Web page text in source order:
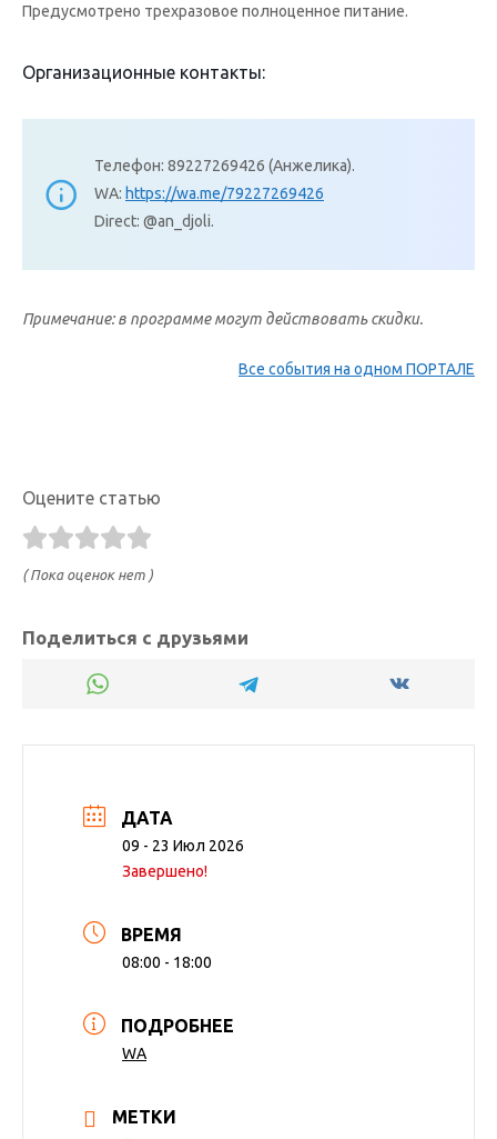
Предусмотрено трехразовое полноценное питание.
Организационные контакты:
Телефон: 89227269426 (Анжелика).
WA: https://wa.me/79227269426
Direct: @an_djoli.
Примечание: в программе могут действовать скидки.
Все события на одном ПОРТАЛЕ
Оцените статью
( Пока оценок нет )
Поделиться с друзьями
ДАТА
09 - 23 Июл 2026
Завершено!
ВРЕМЯ
08:00 - 18:00
ПОДРОБНЕЕ
WA
МЕТКИ